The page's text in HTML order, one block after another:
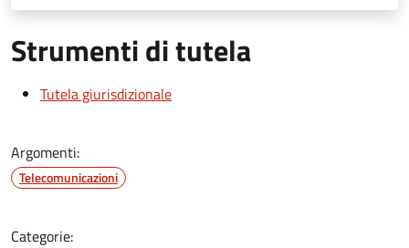
Strumenti di tutela
Tutela giurisdizionale
Argomenti:
Telecomunicazioni
Categorie: